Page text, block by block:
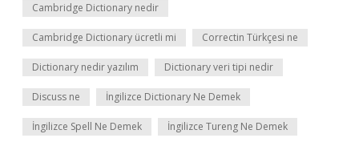
Cambridge Dictionary nedir
Cambridge Dictionary ücretli mi Correctin Türkçesi ne
Dictionary nedir yazılım Dictionary veri tipi nedir
Discuss ne İngilizce Dictionary Ne Demek
İngilizce Spell Ne Demek İngilizce Tureng Ne Demek